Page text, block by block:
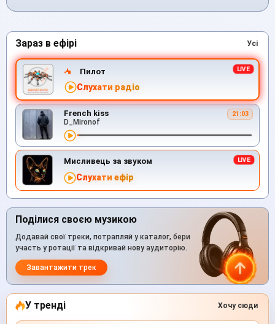
Зараз в ефірі Усі
Пилот
Слухати радіо
French kiss 21:03
D_Mironof
Мисливець за звуком
Слухати ефір
Поділися своєю музикою
Додавай свої треки, потрапляй у каталог, бери
участь у ротації та відкривай нову аудиторію.
Завантажити трек
У тренді Хочу сюди